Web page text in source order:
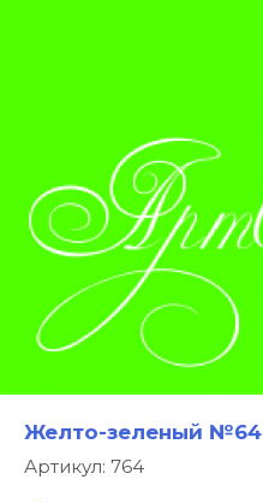
Желто-зеленый №64
Артикул: 764